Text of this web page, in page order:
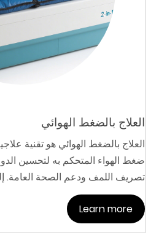
العلاج بالضغط الهوائي
العلاج بالضغط الهوائي هو تقنية
ضغط الهواء المتحكم به لتحسين
تصريف اللمف ودعم الصحة العامة.
Learn more